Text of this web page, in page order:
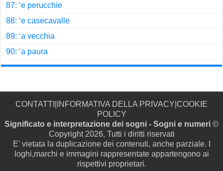
87: ‘e perucchie
88: ‘e casecavalle
89: ‘a vecchia
90: ‘a paura
CONTATTI INFORMATIVA DELLA PRIVACY COOKIE
POLICY
Significato e interpretazione dei sogni - Sogni e numeri ©
Copyright 2026, Tutti i diritti riservati
E' vietata la duplicazione dei contenuti, anche parziale. I
loghi,marchi e immagini rappresentate appartengono ai
rispettivi proprietari.